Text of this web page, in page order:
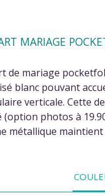
MARIAGE
de mariage
blanc pouvant
verticale. Cette
(option photos à
métallique